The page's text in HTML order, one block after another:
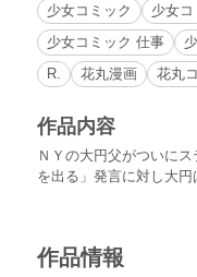
少女コミック
少女
少女コミック 仕事
R.
花丸漫画 花丸
作品内容
ＮＹの大円父がついに
を出る」発言に対し大
作品情報